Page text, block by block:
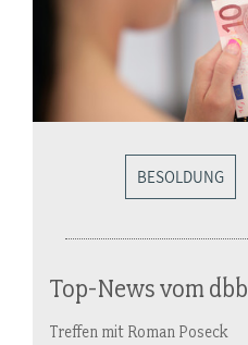
BESOLDUNG
Top-News vom dbb
Treffen mit Roman Poseck